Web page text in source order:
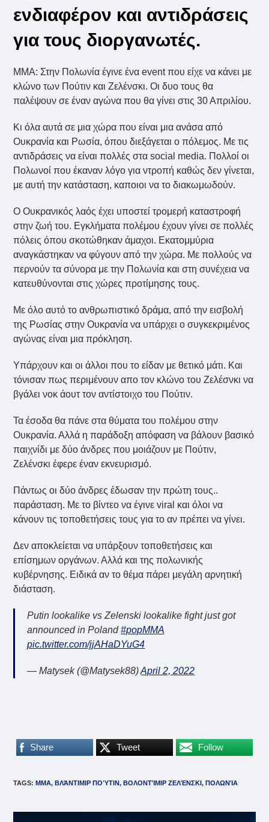
ενδιαφέρον και αντιδράσεις
για τους διοργανωτές.
MMA: Στην Πολωνία έγινε ένα event που είχε να κάνει με
κλώνο των Πούτιν και Ζελένσκι. Οι δυο τους θα
παλέψουν σε έναν αγώνα που θα γίνει στις 30 Απριλίου.
Κι όλα αυτά σε μια χώρα που είναι μια ανάσα από
Ουκρανία και Ρωσία, όπου διεξάγεται ο πόλεμος. Με τις
αντιδράσεις να είναι πολλές στα social media. Πολλοί οι
Πολωνοί που έκαναν λόγο για ντροπή καθώς δεν γίνεται,
με αυτή την κατάσταση, καποιοι να το διακωμωδούν.
Ο Ουκρανικός λαός έχει υποστεί τρομερή καταστροφή
στην ζωή του. Εγκλήματα πολέμου έχουν γίνει σε πολλές
πόλεις όπου σκοτώθηκαν άμαχοι. Εκατομμύρια
αναγκάστηκαν να φύγουν από την χώρα. Με πολλούς να
περνούν τα σύνορα με την Πολωνία και στη συνέχεια να
κατευθύνονται στις χώρες προτίμησης τους.
Με όλο αυτό το ανθρωπιστικό δράμα, από την εισβολή
της Ρωσίας στην Ουκρανία να υπάρχει ο συγκεκριμένος
αγώνας είναι μια πρόκληση.
Υπάρχουν και οι άλλοι που το είδαν με θετικό μάτι. Και
τόνισαν πως περιμένουν απο τον κλώνο του Ζελέσνκι να
βγάλει νοκ άουτ τον αντίστοιχο του Πούτιν.
Τα έσοδα θα πάνε στα θύματα του πολέμου στην
Ουκρανία. Αλλά η παράδοξη απόφαση να βάλουν βασικό
παιχνίδι με δύο άνδρες που μοιάζουν με Πούτιν,
Ζελένσκι έφερε έναν εκνευρισμό.
Πάντως οι δύο άνδρες έδωσαν την πρώτη τους..
παράσταση. Με το βίντεο να έγινε viral και όλοι να
κάνουν τις τοποθετήσεις τους για το αν πρέπει να γίνει.
Δεν αποκλείεται να υπάρξουν τοποθετήσεις και
επίσημων οργάνων. Αλλά και της πολωνικής
κυβέρνησης. Ειδικά αν το θέμα πάρει μεγάλη αρνητική
διάσταση.
Putin lookalike vs Zelenski lookalike fight just got
announced in Poland#popMMA
pic.twitter.com/jjAHaDYuG4
— Matysek (@Matysek88)April 2, 2022
Share Tweet Follow
TAGS:MMA, ΒΛΆΝΤΙΜΙΡ ΠΟΎΤΙΝ, ΒΟΛΟΝΤΊΜΙΡ ΖΕΛΈΝΣΚΙ, ΠΟΛΩΝΊΑ